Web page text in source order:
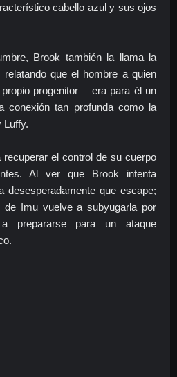
cabello azul y sus ojos
Brook también la llama la
relatando que el hombre a quien
progenitor— era para él un
conexión tan profunda como la
Luffy.
recuperar el control de su cuerpo
Al ver que Brook intenta
desesperadamente que escape;
de Imu vuelve a subyugarla por
a prepararse para un ataque